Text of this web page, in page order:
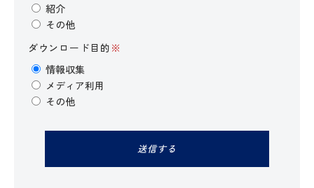
紹介
その他
ダウンロード目的 ※
情報収集
メディア利用
その他